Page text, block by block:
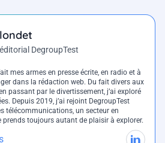
DegroupTest
mes armes en presse écrite, en radio et à
dans la rédaction web. Du fait divers aux
passant par le divertissement, j’ai exploré
Depuis 2019, j’ai rejoint DegroupTest
télécommunications, un secteur en
toujours autant de plaisir à explorer.